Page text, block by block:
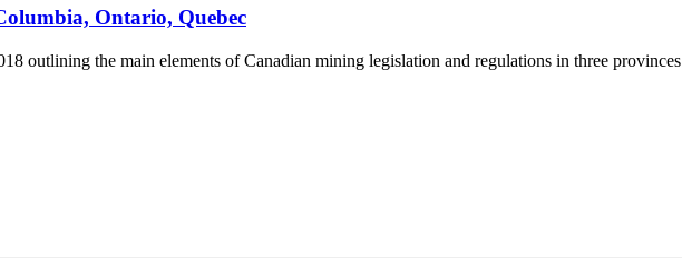
Ontario, Quebec
outlining the main elements of Canadian mining legislation and regulations in three provinces